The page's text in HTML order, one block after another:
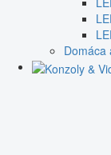
Domáca